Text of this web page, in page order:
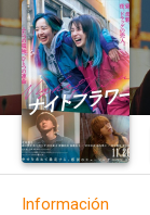
Información